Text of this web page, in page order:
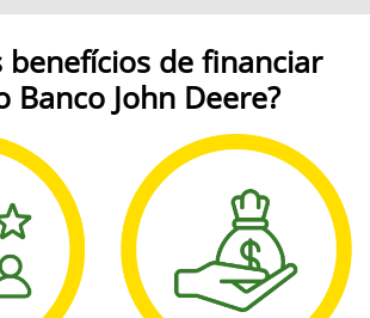
benefícios de financiar
Banco John Deere?